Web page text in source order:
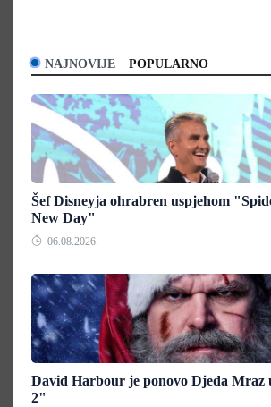
NAJNOVIJE POPULARNO
Šef Disneyja ohrabren uspjehom
New Day"
06.08.2026.
David Harbour je ponovo Djeda
2"